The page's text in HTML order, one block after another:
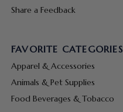
Share a Feedback
FAVORITE CATEGORIES
Apparel & Accessories
Animals & Pet Supplies
Food Beverages & Tobacco